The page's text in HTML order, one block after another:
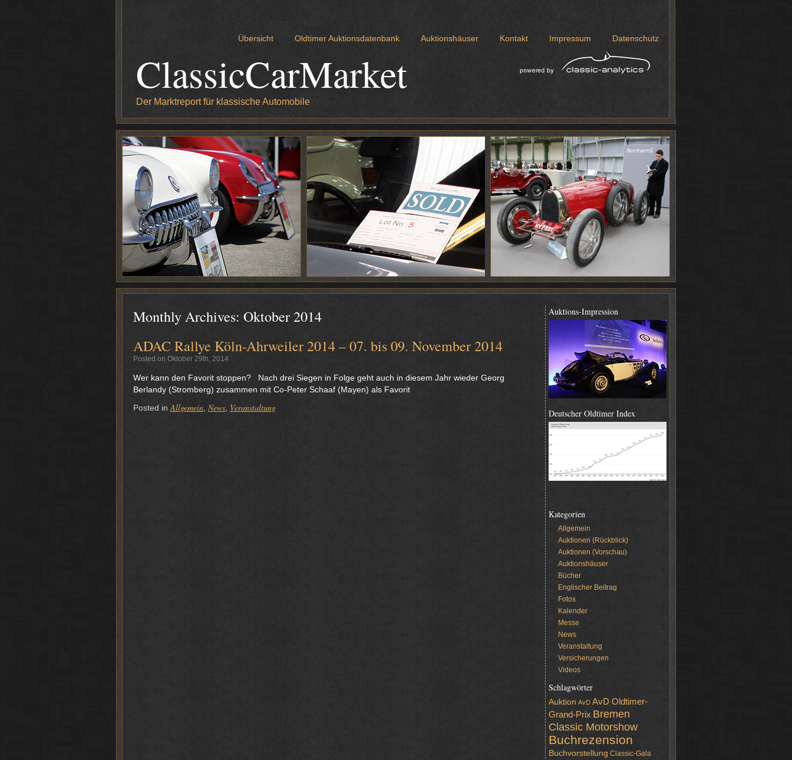
Übersicht Oldtimer Auktionsdatenbank Auktionshäuser Kontakt Impressum Datenschutz
ClassicCarMarket
Der Marktreport für klassische Automobile
Monthly Archives: Oktober 2014
ADAC Rallye Köln-Ahrweiler 2014 – 07. bis 09. November 2014
Posted on Oktober 29th, 2014
Wer kann den Favorit stoppen? Nach drei Siegen in Folge geht auch in diesem Jahr wieder Georg
Berlandy (Stromberg) zusammen mit Co-Peter Schaaf (Mayen) als Favorit
Posted in Allgemein News Veranstaltung
Auktions-Impression
Deutscher Oldtimer Index
Kategorien
Allgemein
Auktionen (Rückblick)
Auktionen (Vorschau)
Auktionshäuser
Bücher
Englischer Beitrag
Fotos
Kalender
Messe
News
Veranstaltung
Versicherungen
Videos
Schlagwörter
Auktion AvD AvD Oldtimer-
Grand-Prix Bremen
Classic Motorshow
Buchrezension
Buchvorstellung Classic-Gala